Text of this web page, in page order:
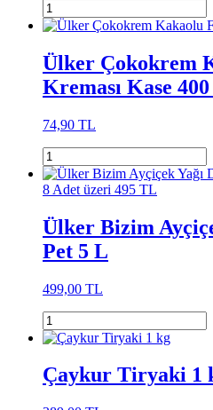
Ülker Çokokrem
Kreması Kase
74,90 TL
8 Adet üzeri 495 TL
Ülker Bizim
Pet 5 L
499,00 TL
Çaykur Tiryaki 1